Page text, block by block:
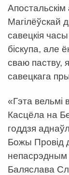
Апостальскім
Магілёўскай
савецкія
біскупа, але
сваю паству,
савецкага
«Гэта вельмі
Касцёла на
годдзя
Божы Провід
непасрэдным
Баляслава